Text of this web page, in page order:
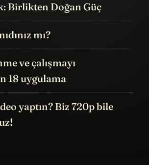
Birlikten Doğan Güç
mı?
ve çalışmayı
18 uygulama
yaptın? Biz 720p bile